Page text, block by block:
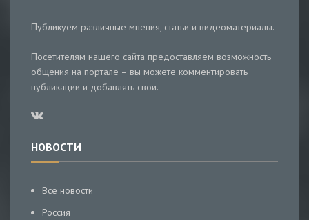
Публикуем различные мнения, статьи и видеоматериалы.
Посетителям нашего сайта предоставляем возможность
общения на портале – вы можете комментировать
публикации и добавлять свои.
НОВОСТИ
Все новости
Россия